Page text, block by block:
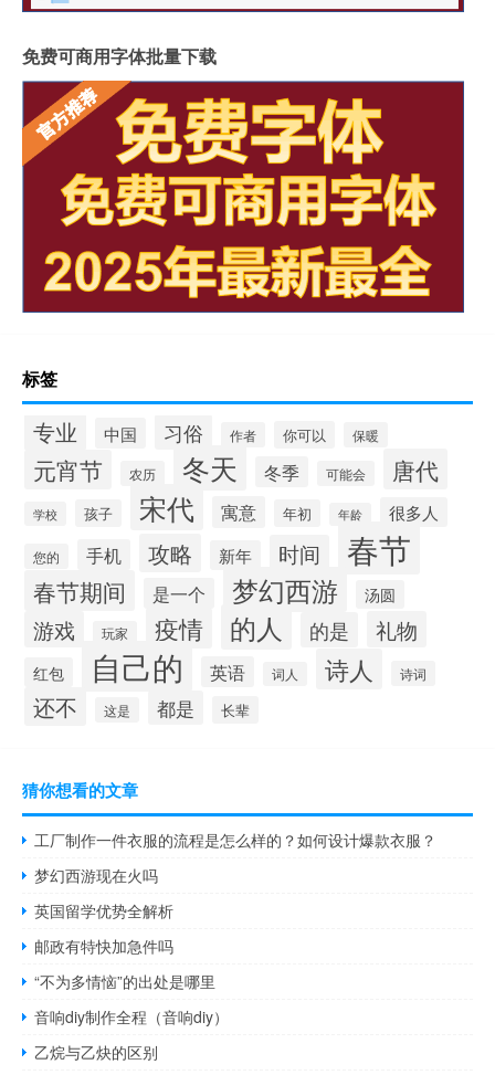
免费可商用字体批量下载
标签
专业 中国 习俗 作者 你可以 保暖
元宵节 农历 冬天 冬季 可能会 唐代
学校 孩子 宋代 寓意 年初 年龄 很多人
您的 手机 攻略 新年 时间 春节
春节期间 是一个 梦幻西游 汤圆
游戏 玩家 疫情 的人 的是 礼物
红包 自己的 英语 词人 诗人 诗词
还不 这是 都是 长辈
猜你想看的文章
工厂制作一件衣服的流程是怎么样的？如何设计爆款衣服？
梦幻西游现在火吗
英国留学优势全解析
邮政有特快加急件吗
“不为多情恼”的出处是哪里
音响diy制作全程（音响diy）
乙烷与乙炔的区别